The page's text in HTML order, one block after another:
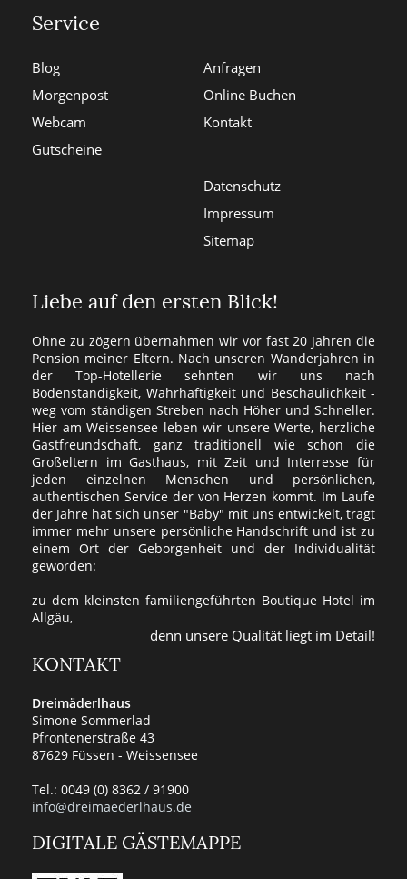
Service
Blog
Morgenpost
Webcam
Gutscheine
Anfragen
Online Buchen
Kontakt
Datenschutz
Impressum
Sitemap
Liebe auf den ersten Blick!
Ohne zu zögern übernahmen wir vor fast 20 Jahren die
Pension meiner Eltern. Nach unseren Wanderjahren in
der Top-Hotellerie sehnten wir uns nach
Bodenständigkeit, Wahrhaftigkeit und Beschaulichkeit -
weg vom ständigen Streben nach Höher und Schneller.
Hier am Weissensee leben wir unsere Werte, herzliche
Gastfreundschaft, ganz traditionell wie schon die
Großeltern im Gasthaus, mit Zeit und Interresse für
jeden einzelnen Menschen und persönlichen,
authentischen Service der von Herzen kommt. Im Laufe
der Jahre hat sich unser "Baby" mit uns entwickelt, trägt
immer mehr unsere persönliche Handschrift und ist zu
einem Ort der Geborgenheit und der Individualität
geworden:
zu dem kleinsten familiengeführten Boutique Hotel im
Allgäu,
denn unsere Qualität liegt im Detail!
KONTAKT
Dreimäderlhaus
Simone Sommerlad
Pfrontenerstraße 43
87629 Füssen - Weissensee
Tel.: 0049 (0) 8362 / 91900
info@dreimaederlhaus.de
DIGITALE GÄSTEMAPPE